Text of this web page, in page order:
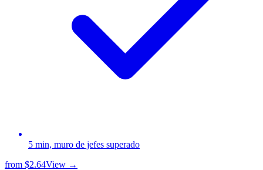
5 min, muro de jefes superado
from $2.64View →